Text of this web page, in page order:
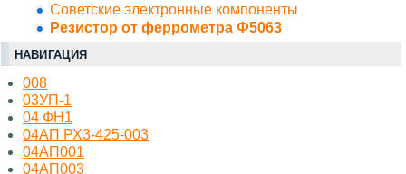
Советские электронные компоненты
Резистор от феррометра Ф5063
НАВИГАЦИЯ
008
03УП-1
04 ФН1
04АП РХ3-425-003
04АП001
04АП003